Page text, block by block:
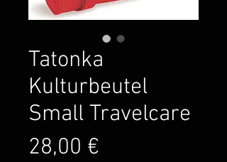
Tatonka
Kulturbeutel
Small Travelcare
28,00 €